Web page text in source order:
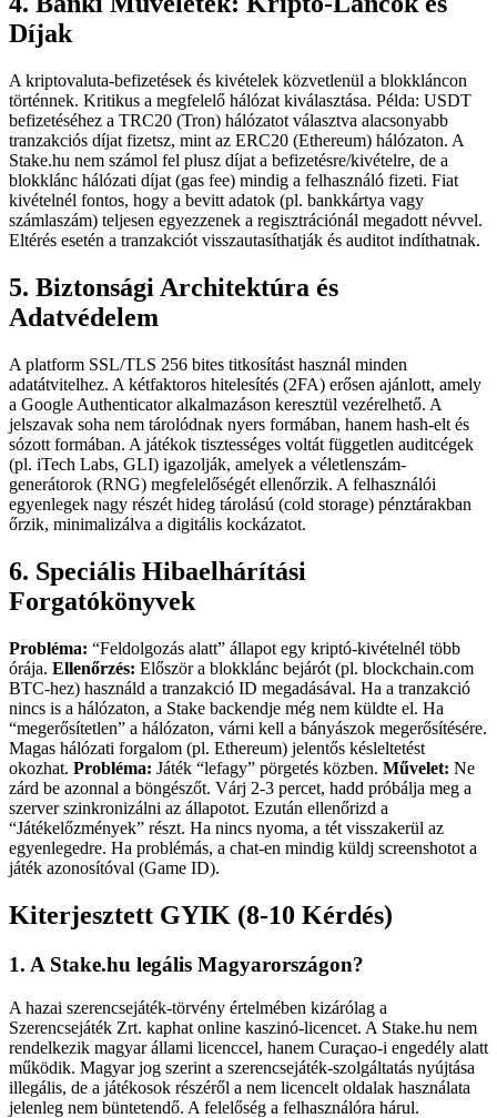
Díjak
A kriptovaluta-befizetések és kivételek közvetlenül a blokkláncon
történnek. Kritikus a megfelelő hálózat kiválasztása. Példa: USDT
befizetéséhez a TRC20 (Tron) hálózatot választva alacsonyabb
tranzakciós díjat fizetsz, mint az ERC20 (Ethereum) hálózaton. A
Stake.hu nem számol fel plusz díjat a befizetésre/kivételre, de a
blokklánc hálózati díjat (gas fee) mindig a felhasználó fizeti. Fiat
kivételnél fontos, hogy a bevitt adatok (pl. bankkártya vagy
számlaszám) teljesen egyezzenek a regisztrációnál megadott névvel.
Eltérés esetén a tranzakciót visszautasíthatják és auditot indíthatnak.
5. Biztonsági Architektúra és
Adatvédelem
A platform SSL/TLS 256 bites titkosítást használ minden
adatátvitelhez. A kétfaktoros hitelesítés (2FA) erősen ajánlott, amely
a Google Authenticator alkalmazáson keresztül vezérelhető. A
jelszavak soha nem tárolódnak nyers formában, hanem hash-elt és
sózott formában. A játékok tisztességes voltát független auditcégek
(pl. iTech Labs, GLI) igazolják, amelyek a véletlenszám-
generátorok (RNG) megfelelőségét ellenőrzik. A felhasználói
egyenlegek nagy részét hideg tárolású (cold storage) pénztárakban
őrzik, minimalizálva a digitális kockázatot.
6. Speciális Hibaelhárítási
Forgatókönyvek
Probléma: “Feldolgozás alatt” állapot egy kriptó-kivételnél több
órája. Ellenőrzés: Először a blokklánc bejárót (pl. blockchain.com
BTC-hez) használd a tranzakció ID megadásával. Ha a tranzakció
nincs is a hálózaton, a Stake backendje még nem küldte el. Ha
“megerősítetlen” a hálózaton, várni kell a bányászok megerősítésére.
Magas hálózati forgalom (pl. Ethereum) jelentős késleltetést
okozhat. Probléma: Játék “lefagy” pörgetés közben. Művelet: Ne
zárd be azonnal a böngészőt. Várj 2-3 percet, hadd próbálja meg a
szerver szinkronizálni az állapotot. Ezután ellenőrizd a
“Játékelőzmények” részt. Ha nincs nyoma, a tét visszakerül az
egyenlegedre. Ha problémás, a chat-en mindig küldj screenshotot a
játék azonosítóval (Game ID).
Kiterjesztett GYIK (8-10 Kérdés)
1. A Stake.hu legális Magyarországon?
A hazai szerencsejáték-törvény értelmében kizárólag a
Szerencsejáték Zrt. kaphat online kaszinó-licencet. A Stake.hu nem
rendelkezik magyar állami licenccel, hanem Curaçao-i engedély alatt
működik. Magyar jog szerint a szerencsejáték-szolgáltatás nyújtása
illegális, de a játékosok részéről a nem licencelt oldalak használata
jelenleg nem büntetendő. A felelőség a felhasználóra hárul.